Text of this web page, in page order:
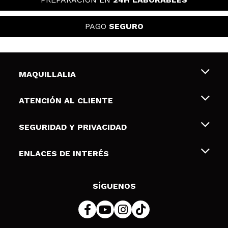
PAGO SEGURO
MAQUILLALIA
Sobre nosotros
Tarjetas de Regalo
ATENCIÓN AL CLIENTE
Envíos y devoluciones
Formas de pago
SEGURIDAD Y PRIVACIDAD
Terminos y condiciones de uso
Política de cookies
ENLACES DE INTERÉS
SÍGUENOS